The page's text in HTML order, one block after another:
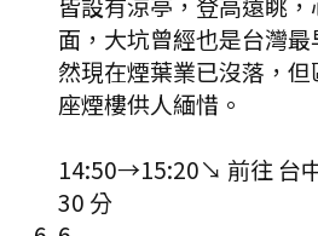
面，大坑曾經也是台灣
然現在煙葉業已沒落，
座煙樓供人緬惜。
14:50→15:20↘ 前往 台
30 分